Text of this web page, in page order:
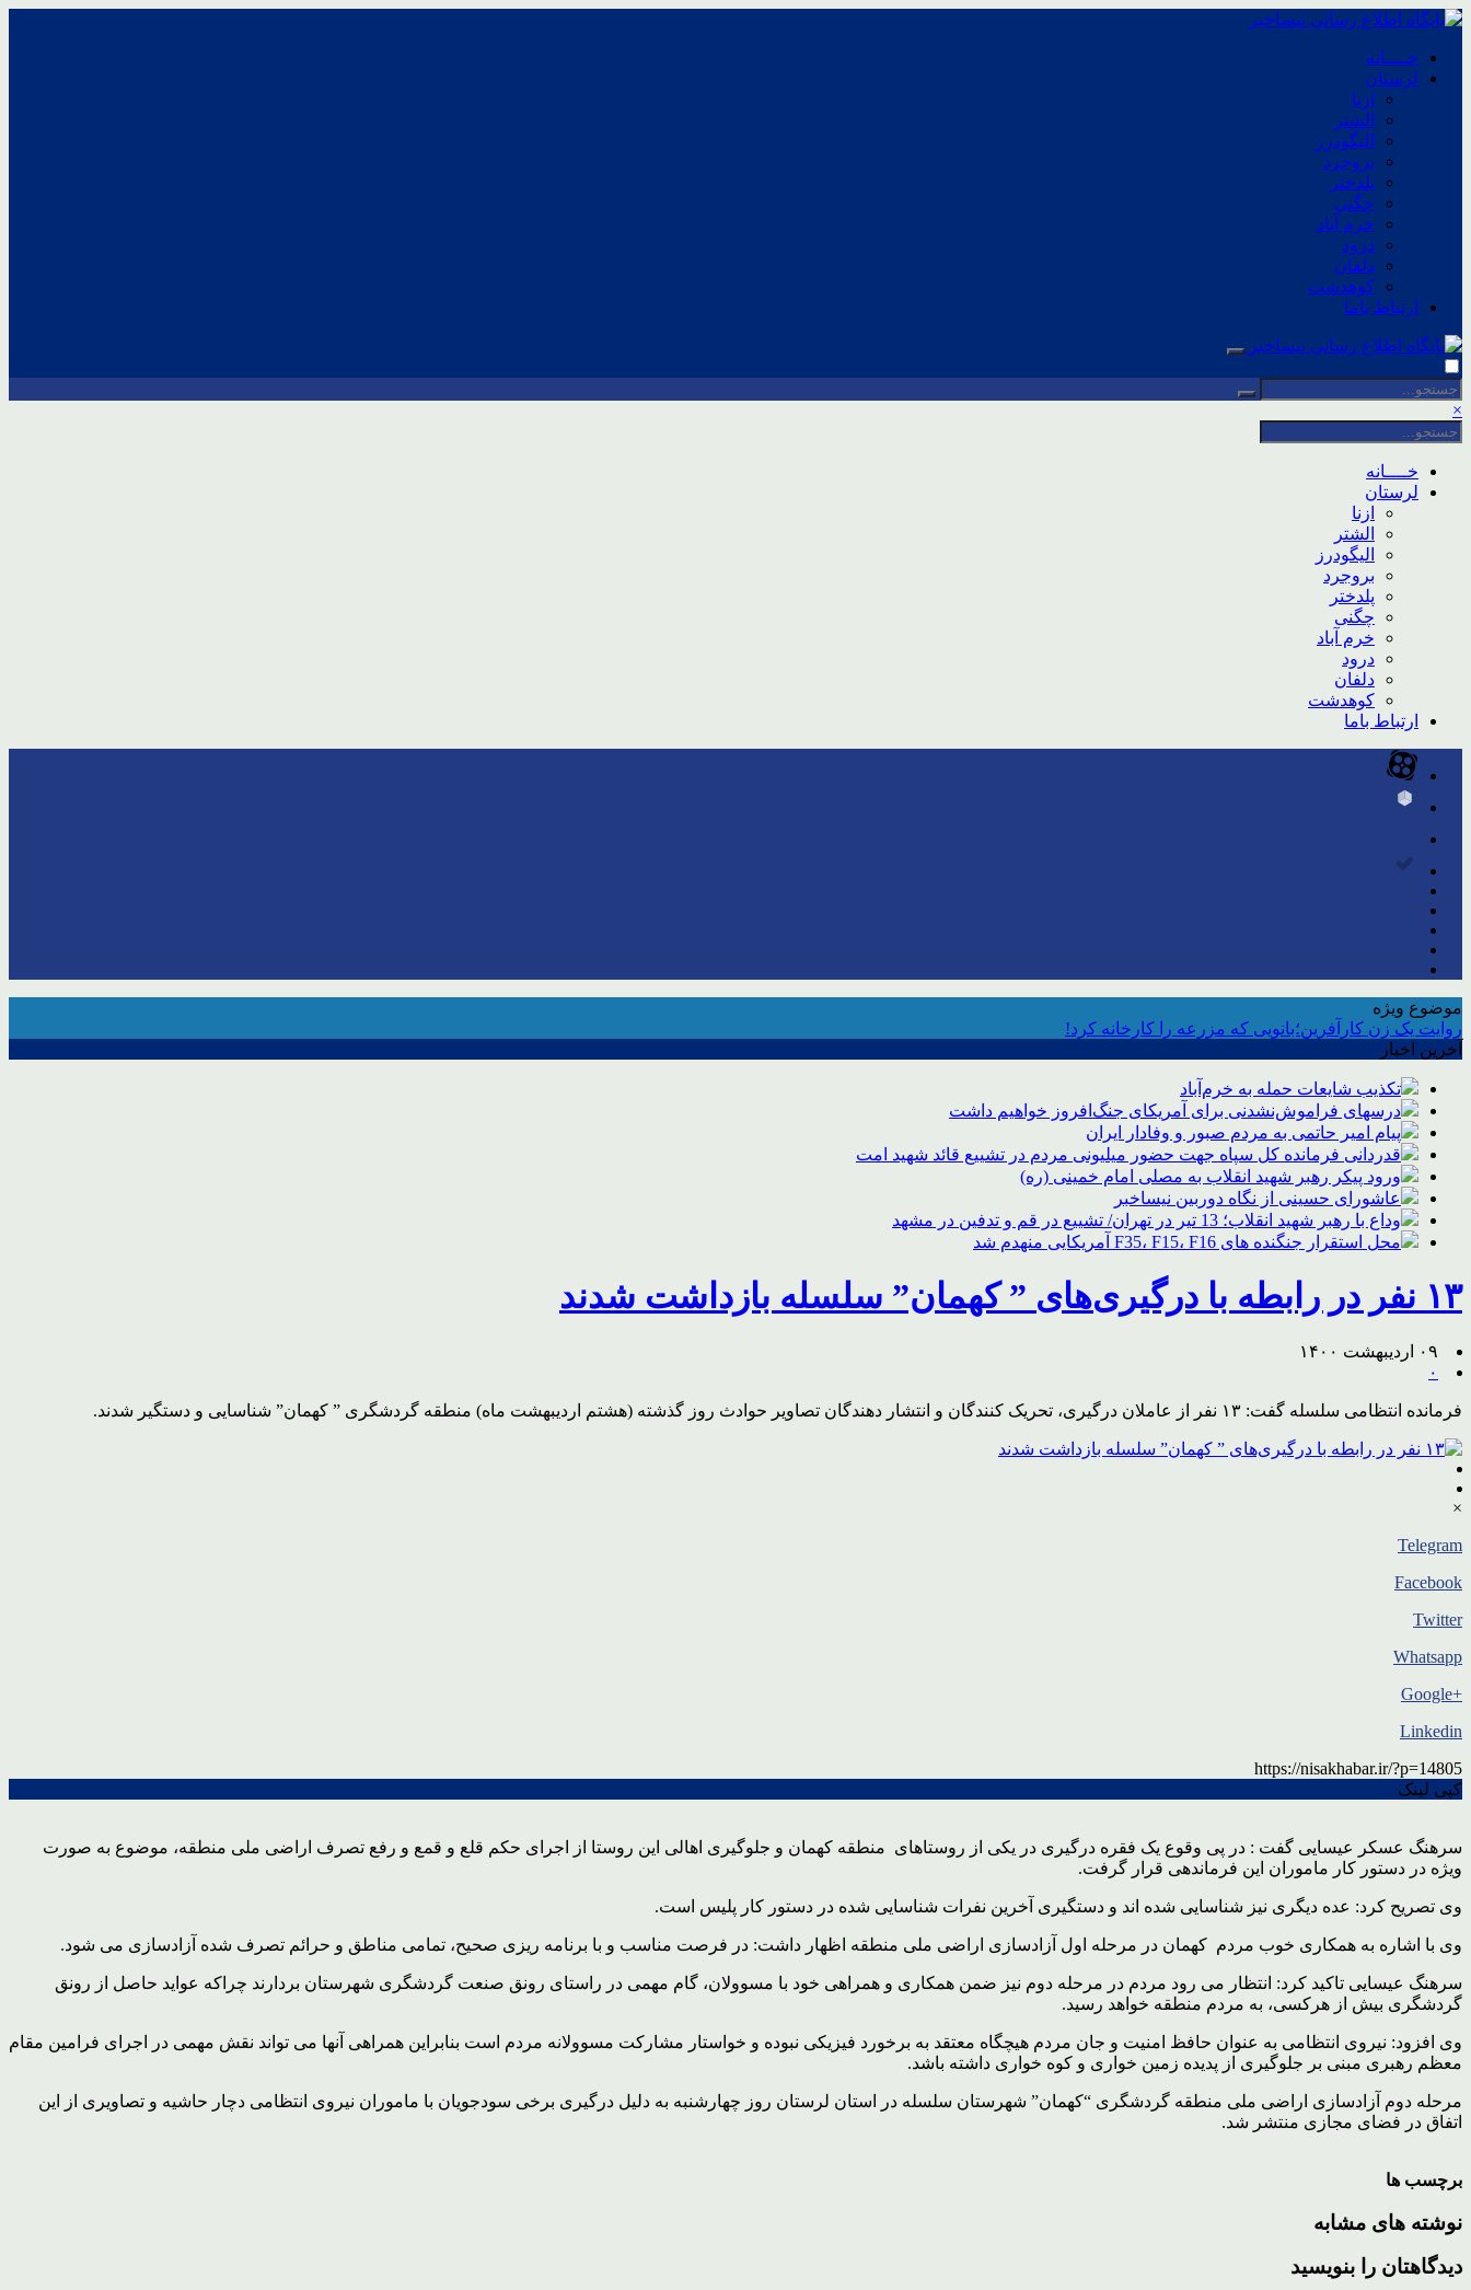
خــــانه
لرستان
ازنا
الشتر
الیگودرز
بروجرد
پلدختر
چگنی
خرم آباد
درود
دلفان
کوهدشت
ارتباط باما
×
خــــانه
لرستان
ازنا
الشتر
الیگودرز
بروجرد
پلدختر
چگنی
خرم آباد
درود
دلفان
کوهدشت
ارتباط باما
موضوع ویژه
روایت یک زن کارآفرین؛بانویی که مزرعه را کارخانه کرد!
آخرین اخبار
تکذیب شایعات حمله به خرم‌آباد
درسهای فراموش‌نشدنی برای آمریکای جنگ‌افروز خواهیم داشت
پیام امیر حاتمی به مردم صبور و وفادار ایران
قدردانی فرمانده کل سپاه جهت حضور میلیونی مردم در تشییع قائد شهید امت
ورود پیکر رهبر شهید انقلاب به مصلی امام خمینی (ره)
عاشورای حسینی از نگاه دوربین نیساخبر
وداع با رهبر شهید انقلاب؛ 13 تیر در تهران/ تشییع در قم و تدفین در مشهد
محل استقرار جنگنده های F35، F15، F16 آمریکایی منهدم شد
۱۳ نفر در رابطه با درگیری‌های ” کهمان” سلسله بازداشت شدند
۰۹ اردیبهشت ۱۴۰۰
۰
فرمانده انتظامی سلسله گفت: ۱۳ نفر از عاملان درگیری، تحریک کنندگان و انتشار دهندگان تصاویر حوادث روز گذشته (هشتم اردیبهشت ماه) منطقه گردشگری ” کهمان” شناسایی و دستگیر شدند.
×
Telegram
Facebook
Twitter
Whatsapp
+Google
Linkedin
https://nisakhabar.ir/?p=14805
کپی لینک
سرهنگ عسکر عیسایی گفت : در پی وقوع یک فقره درگیری در یکی از روستاهای منطقه کهمان و جلوگیری اهالی این روستا از اجرای حکم قلع و قمع و رفع تصرف اراضی ملی منطقه، موضوع به صورت
ویژه در دستور کار ماموران این فرماندهی قرار گرفت.
وی تصریح کرد: عده دیگری نیز شناسایی شده اند و دستگیری آخرین نفرات شناسایی شده در دستور کار پلیس است.
وی با اشاره به همکاری خوب مردم کهمان در مرحله اول آزادسازی اراضی ملی منطقه اظهار داشت: در فرصت مناسب و با برنامه ریزی صحیح، تمامی مناطق و حرائم تصرف شده آزادسازی می شود.
سرهنگ عیسایی تاکید کرد: انتظار می رود مردم در مرحله دوم نیز ضمن همکاری و همراهی خود با مسوولان، گام مهمی در راستای رونق صنعت گردشگری شهرستان بردارند چراکه عواید حاصل از رونق
گردشگری بیش از هرکسی، به مردم منطقه خواهد رسید.
وی افزود: نیروی انتظامی به عنوان حافظ امنیت و جان مردم هیچگاه معتقد به برخورد فیزیکی نبوده و خواستار مشارکت مسوولانه مردم است بنابراین همراهی آنها می تواند نقش مهمی در اجرای فرامین مقام
معظم رهبری مبنی بر جلوگیری از پدیده زمین خواری و کوه خواری داشته باشد.
مرحله دوم آزادسازی اراضی ملی منطقه گردشگری “کهمان” شهرستان سلسله در استان لرستان روز چهارشنبه به دلیل درگیری برخی سودجویان با ماموران نیروی انتظامی دچار حاشیه و تصاویری از این
اتفاق در فضای مجازی منتشر شد.
برچسب ها
نوشته های مشابه
دیدگاهتان را بنویسید